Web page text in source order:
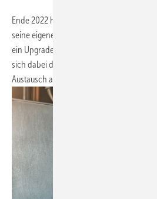
Ende 2022 hat ebm-papst im Zuge seiner
seine eigenen Lüftungsanlagen unter die
ein Upgrade entschieden. Um die Planung
sich dabei das Retrofit-Servicecenter
Austausch am Standort Mulfingen